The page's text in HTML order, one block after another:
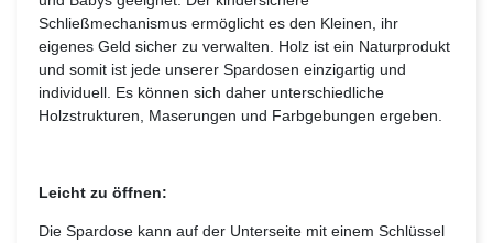
Schließmechanismus ermöglicht es den Kleinen, ihr
eigenes Geld sicher zu verwalten. Holz ist ein Naturprodukt
und somit ist jede unserer Spardosen einzigartig und
individuell. Es können sich daher unterschiedliche
Holzstrukturen, Maserungen und Farbgebungen ergeben.
Leicht zu öffnen:
Die Spardose kann auf der Unterseite mit einem Schlüssel